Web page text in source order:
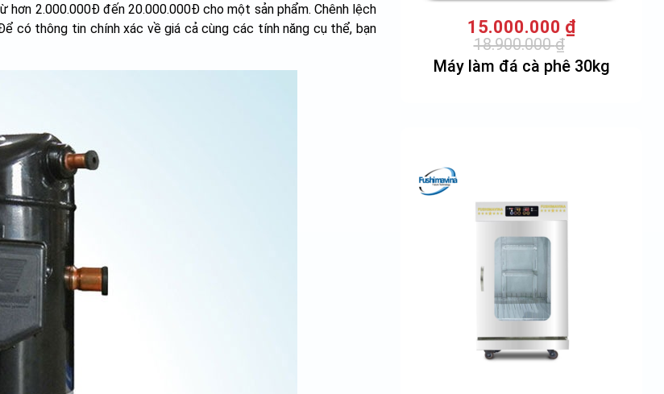
2.000.000Đ đến 20.000.000Đ cho một sản phẩm. Chênh lệch
có thông tin chính xác về giá cả cùng các tính năng cụ thể, bạn
Máy làm đá cà phê 30kg
18.900.000₫
Giá
gốc
15.000.000 ₫
Giá
hiện